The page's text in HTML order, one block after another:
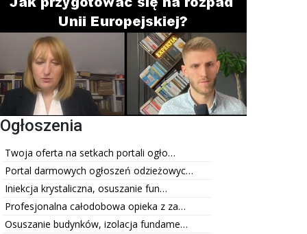
Ogłoszenia
Twoja oferta na setkach portali ogło…
Portal darmowych ogłoszeń odzieżowyc…
Iniekcja krystaliczna, osuszanie fun…
Profesjonalna całodobowa opieka z za…
Osuszanie budynków, izolacja fundame…